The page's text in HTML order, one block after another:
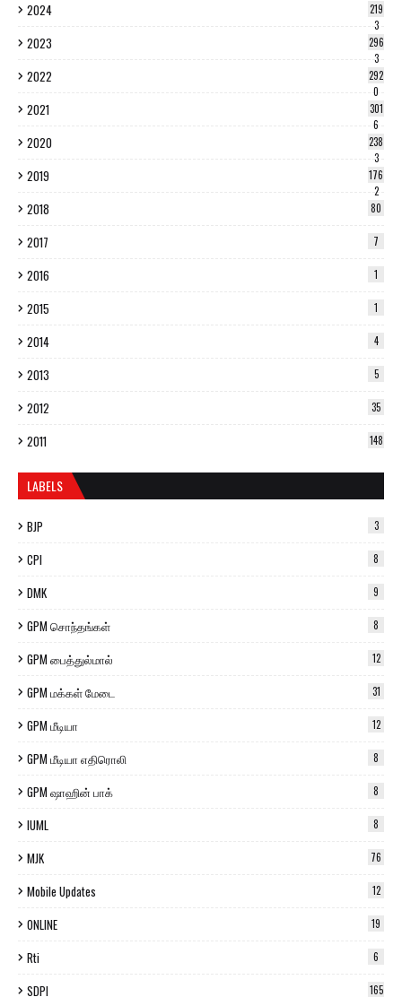
2024
219
3
2023
296
3
2022
292
0
2021
301
6
2020
238
3
2019
176
2
2018 80
2017 7
2016 1
2015 1
2014 4
2013 5
2012 35
2011 148
LABELS
BJP 3
CPI 8
DMK 9
GPM சொந்தங்கள் 8
GPM பைத்துல்மால் 12
GPM மக்கள் மேடை 31
GPM மீடியா 12
GPM மீடியா எதிரொலி 8
GPM ஷாஹின் பாக் 8
IUML 8
MJK 76
Mobile Updates 12
ONLINE 19
Rti 6
SDPI 165